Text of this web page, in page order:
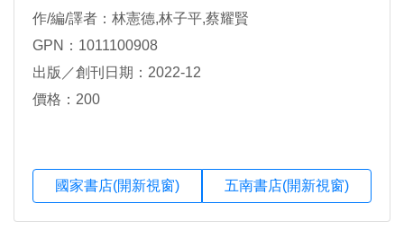
作/編/譯者：林憲德,林子平,蔡耀賢
GPN：1011100908
出版／創刊日期：2022-12
價格：200
國家書店(開新視窗) 五南書店(開新視窗)